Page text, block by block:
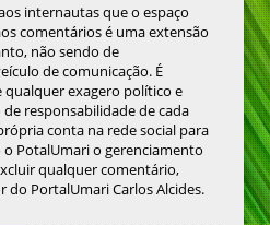
internautas que o espaço
comentários é uma extensão
não sendo de
de comunicação. É
exagero político e
de responsabilidade de cada
conta na rede social para
PotalUmari o gerenciamento
qualquer comentário,
do PortalUmari Carlos Alcides.